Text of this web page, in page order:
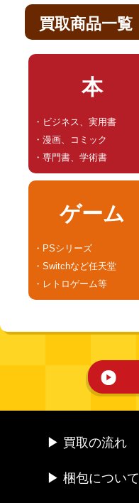
買取商品一覧
本
・ビジネス、実用書
・漫画、コミック
・専門書、学術書
ゲーム
・PSシリーズ
・Switchなど任天堂
・レトロゲーム等
▶ 買取の流れ
▶ 梱包について